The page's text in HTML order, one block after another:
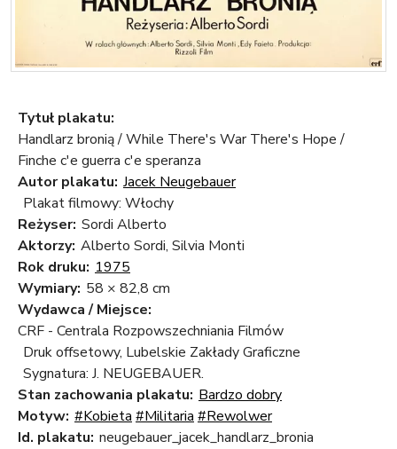
Tytuł plakatu:
Handlarz bronią / While There's War There's Hope /
Finche c'e guerra c'e speranza
Autor plakatu: Jacek Neugebauer
Plakat filmowy: Włochy
Reżyser: Sordi Alberto
Aktorzy: Alberto Sordi, Silvia Monti
Rok druku: 1975
Wymiary: 58 × 82,8 cm
Wydawca / Miejsce:
CRF - Centrala Rozpowszechniania Filmów
Druk offsetowy, Lubelskie Zakłady Graficzne
Sygnatura: J. NEUGEBAUER.
Stan zachowania plakatu: Bardzo dobry
Motyw: #Kobieta#Militaria#Rewolwer
Id. plakatu: neugebauer_jacek_handlarz_bronia